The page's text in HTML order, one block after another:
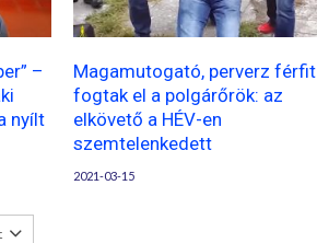
–
nyílt
Magamutogató, perverz férfit
fogtak el a polgárőrök: az
elkövető a HÉV-en
szemtelenkedett
2021-03-15